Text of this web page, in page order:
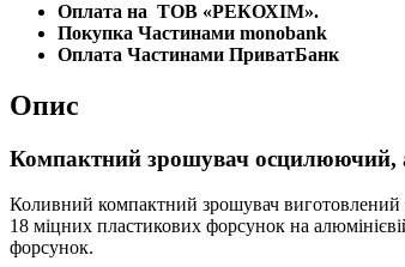
Оплата на ТОВ «РЕКОХІМ».
Покупка Частинами monobank
Оплата Частинами ПриватБанк
Опис
Компактний зрошувач осцилюючий,
Коливний компактний зрошувач виготовлений
18 міцних пластикових форсунок на
форсунок.